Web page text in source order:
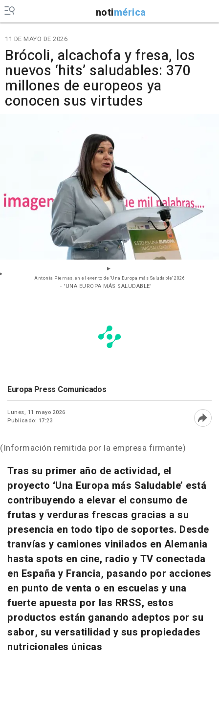
notimérica
11 DE MAYO DE 2026
Brócoli, alcachofa y fresa, los
nuevos ‘hits’ saludables: 370
millones de europeos ya
conocen sus virtudes
Antonia Piernas, en el evento de 'Una Europa más Saludable' 2026
- 'UNA EUROPA MÁS SALUDABLE'
Europa Press Comunicados
Lunes, 11 mayo 2026
Publicado: 17:23
(Información remitida por la empresa firmante)
Tras su primer año de actividad, el
proyecto ‘Una Europa más Saludable’ está
contribuyendo a elevar el consumo de
frutas y verduras frescas gracias a su
presencia en todo tipo de soportes. Desde
tranvías y camiones vinilados en Alemania
hasta spots en cine, radio y TV conectada
en España y Francia, pasando por acciones
en punto de venta o en escuelas y una
fuerte apuesta por las RRSS, estos
productos están ganando adeptos por su
sabor, su versatilidad y sus propiedades
nutricionales únicas